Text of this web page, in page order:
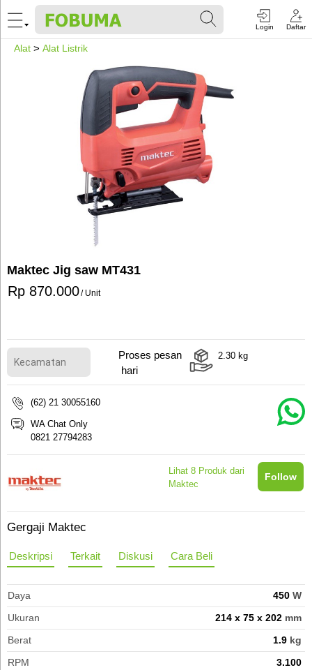
Login Daftar
Alat > Alat Listrik
Maktec Jig saw MT431
Rp 870.000/ Unit
Proses pesan
hari
2.30 kg
(62) 21 30055160
WA Chat Only
0821 27794283
Lihat 8 Produk dari
Maktec
Follow
Gergaji Maktec
Deskripsi Terkait Diskusi Cara Beli
Daya 450 W
Ukuran
214 x 75 x 202 mm
Berat
1.9 kg
RPM
3.100